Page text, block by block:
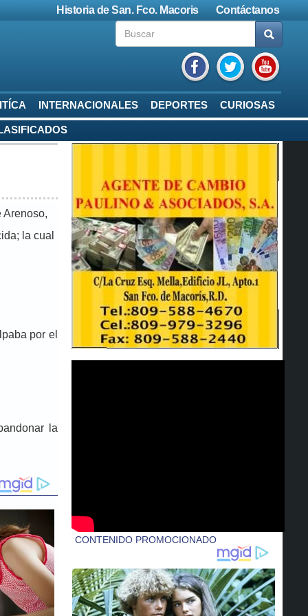
Contáctanos
Historia de San. Fco. Macoris
INTERNACIONALES DEPORTES CURIOSAS
Arenoso,
la cual
por el
la